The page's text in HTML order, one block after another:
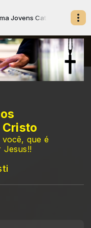
Jovens Católicos
que é
Jesus!!